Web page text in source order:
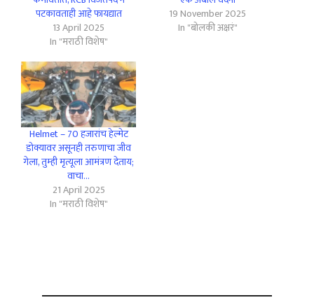
पटकावताही आहे फायद्यात
13 April 2025
In "मराठी विशेष"
19 November 2025
In "बोलकी अक्षरं"
Helmet – 70 हजारांच हेल्मेट
डोक्यावर असूनही तरुणाचा जीव
गेला, तुम्ही मृत्यूला आमंत्रण देताय;
वाचा…
21 April 2025
In "मराठी विशेष"